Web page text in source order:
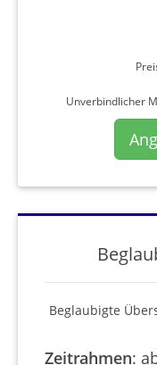
Unverbindlicher
Beglaubigte
Zeitrahmen: